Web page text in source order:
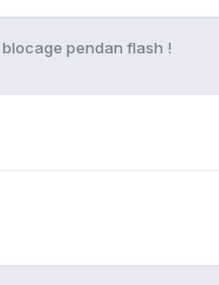
blocage pendan flash !